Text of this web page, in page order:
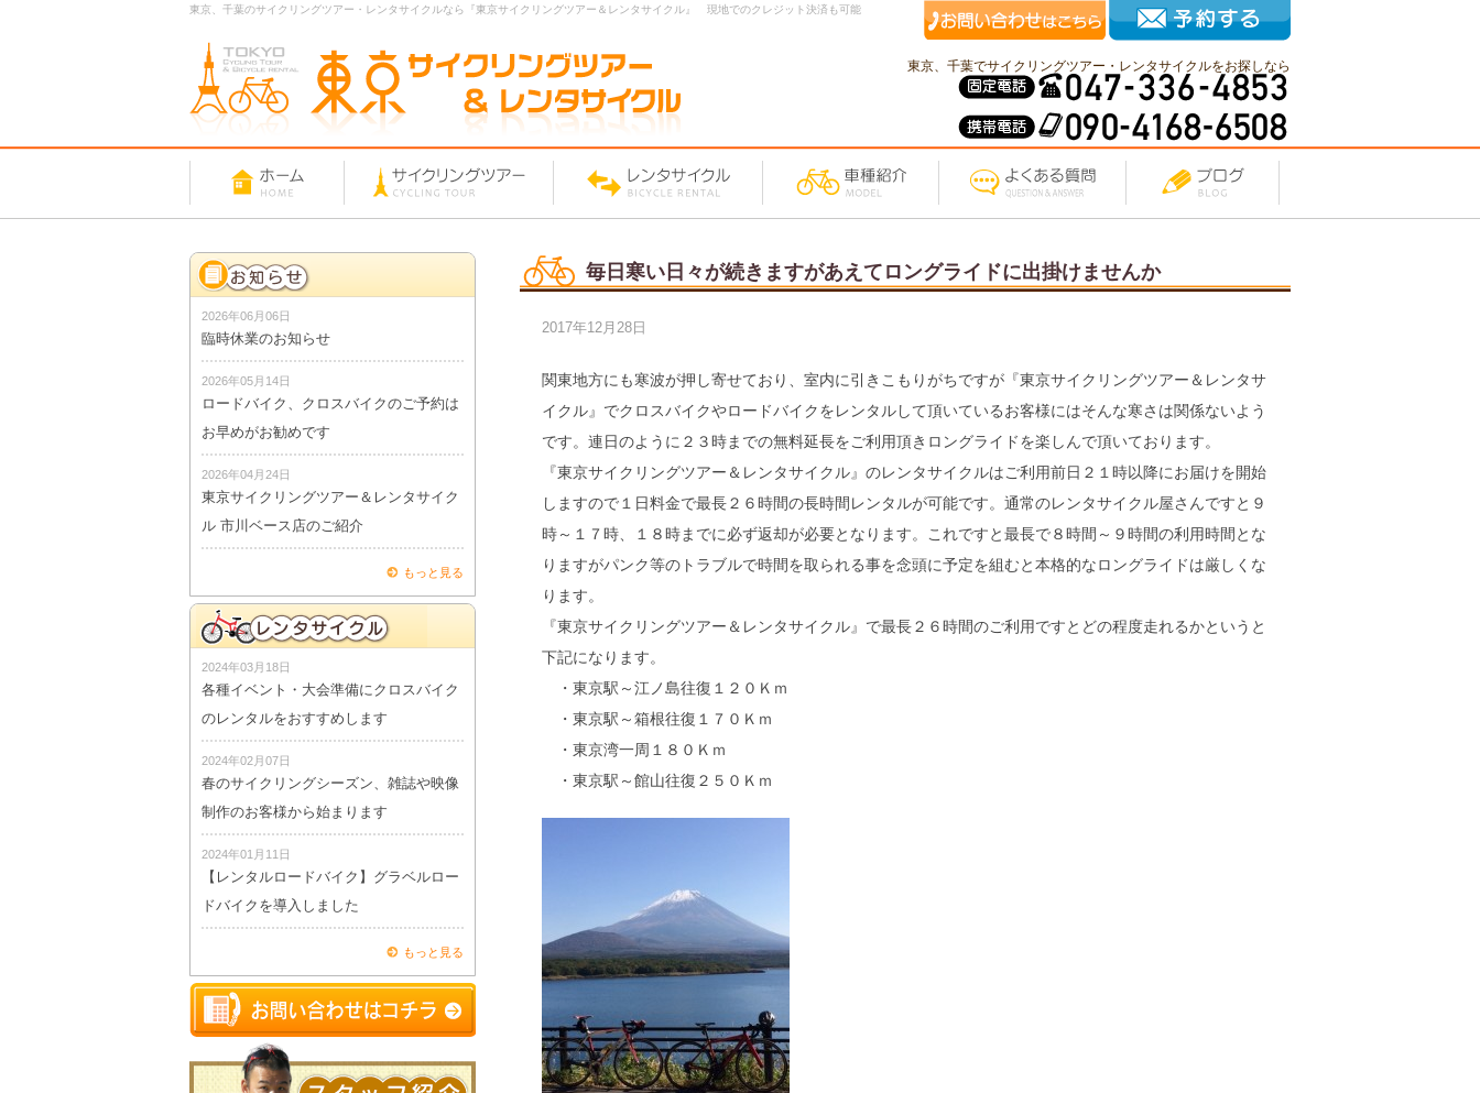
東京、千葉のサイクリングツアー・レンタサイクルなら『東京サイクリングツアー＆レンタサイクル』 現地でのクレジット決済も可能
東京、千葉でサイクリングツアー・レンタサイクルをお探しなら
毎日寒い日々が続きますがあえてロングライドに出掛けませんか
2017年12月28日
関東地方にも寒波が押し寄せており、室内に引きこもりがちですが『東京サイクリングツアー＆レンタサ
イクル』でクロスバイクやロードバイクをレンタルして頂いているお客様にはそんな寒さは関係ないよう
です。連日のように２３時までの無料延長をご利用頂きロングライドを楽しんで頂いております。
『東京サイクリングツアー＆レンタサイクル』のレンタサイクルはご利用前日２１時以降にお届けを開始
しますので１日料金で最長２６時間の長時間レンタルが可能です。通常のレンタサイクル屋さんですと９
時～１７時、１８時までに必ず返却が必要となります。これですと最長で８時間～９時間の利用時間とな
りますがパンク等のトラブルで時間を取られる事を念頭に予定を組むと本格的なロングライドは厳しくな
ります。
『東京サイクリングツアー＆レンタサイクル』で最長２６時間のご利用ですとどの程度走れるかというと
下記になります。
・東京駅～江ノ島往復１２０Ｋｍ
・東京駅～箱根往復１７０Ｋｍ
・東京湾一周１８０Ｋｍ
・東京駅～館山往復２５０Ｋｍ
2026年06月06日
臨時休業のお知らせ
2026年05月14日
ロードバイク、クロスバイクのご予約は
お早めがお勧めです
2026年04月24日
東京サイクリングツアー＆レンタサイク
ル 市川ベース店のご紹介
もっと見る
2024年03月18日
各種イベント・大会準備にクロスバイク
のレンタルをおすすめします
2024年02月07日
春のサイクリングシーズン、雑誌や映像
制作のお客様から始まります
2024年01月11日
【レンタルロードバイク】グラベルロー
ドバイクを導入しました
もっと見る